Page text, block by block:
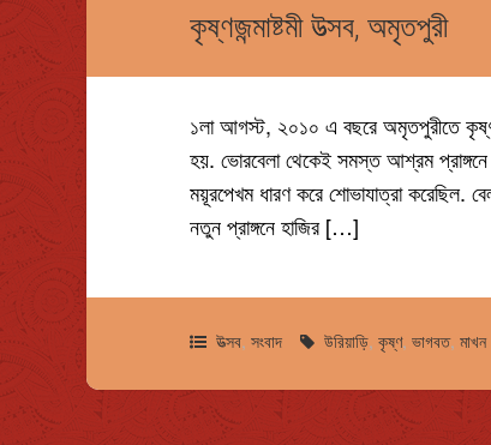
কৃষ্ণজন্মাষ্টমী উত্সব, অমৃতপুরী
১লা আগস্ট, ২০১০ এ বছরে অমৃতপুরীতে
হয়. ভোরবেলা থেকেই সমস্ত আশ্রম
ময়ূরপেখম ধারণ করে শোভাযাত্রা করেছিল.
নতুন প্রাঙ্গনে হাজির […]
উত্সব,সংবাদ উরিয়াড়ি,কৃষ্ণ,ভাগবত,মাখন